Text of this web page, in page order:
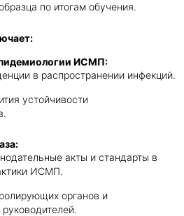
по итогам обучения.
ИСМП:
в распространении инфекций.
устойчивости
акты и стандарты в
ИСМП.
органов и